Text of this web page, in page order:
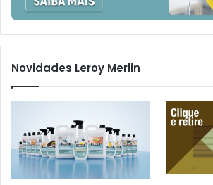
Novidades Leroy Merlin